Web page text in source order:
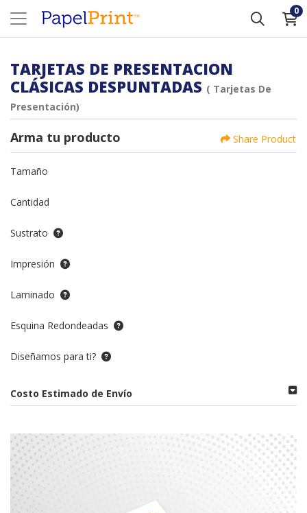
0
TARJETAS DE PRESENTACION
CLÁSICAS DESPUNTADAS ( Tarjetas De
Presentación)
Arma tu producto Share Product
Tamaño
Cantidad
Sustrato
Impresión
Laminado
Esquina Redondeadas
Diseñamos para ti?
Costo Estimado de Envío